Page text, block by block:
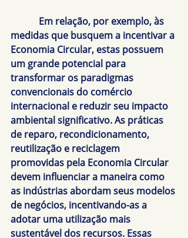
Em relação, por exemplo, às
medidas que busquem a incentivar a
Economia Circular, estas possuem
um grande potencial para
transformar os paradigmas
convencionais do comércio
internacional e reduzir seu impacto
ambiental significativo. As práticas
de reparo, recondicionamento,
reutilização e reciclagem
promovidas pela Economia Circular
devem influenciar a maneira como
as indústrias abordam seus modelos
de negócios, incentivando-as a
adotar uma utilização mais
sustentável dos recursos. Essas